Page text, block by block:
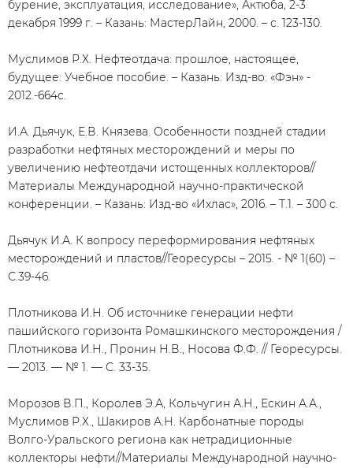
бурение, эксплуатация, исследование», Актюба, 2-3
декабря 1999 г. – Казань: МастерЛайн, 2000. – с. 123-130.
Муслимов Р.Х. Нефтеотдача: прошлое, настоящее,
будущее: Учебное пособие. – Казань: Изд-во: «Фэн» -
2012.-664с.
И.А. Дьячук, Е.В. Князева. Особенности поздней стадии
разработки нефтяных месторождений и меры по
увеличению нефтеотдачи истощенных коллекторов//
Материалы Международной научно-практической
конференции. – Казань: Изд-во «Ихлас», 2016. – Т.1. – 300 с.
Дьячук И.А. К вопросу переформирования нефтяных
месторождений и пластов//Георесурсы – 2015. - № 1(60) –
С.39-46.
Плотникова И.Н. Об источнике генерации нефти
пашийского горизонта Ромашкинского месторождения /
Плотникова И.Н., Пронин Н.В., Носова Ф.Ф. // Георесурсы.
— 2013. — № 1. — С. 33-35.
Морозов В.П., Королев Э.А, Кольчугин А.Н., Ескин А.А.,
Муслимов Р.Х., Шакиров А.Н. Карбонатные породы
Волго-Уральского региона как нетрадиционные
коллекторы нефти//Материалы Международной научно-